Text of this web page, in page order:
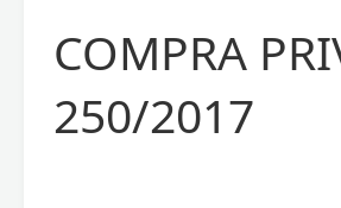
COMPRA
250/2017